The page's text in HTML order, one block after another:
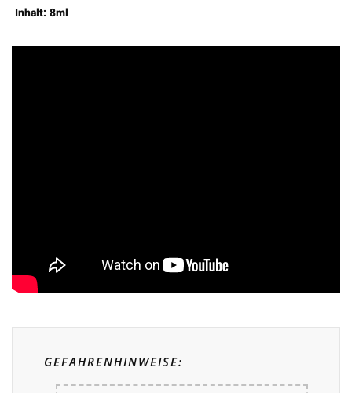
Inhalt: 8ml
GEFAHRENHINWEISE: